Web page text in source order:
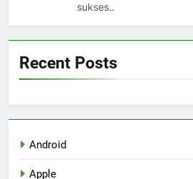
sukses..
Recent Posts
Android
Apple